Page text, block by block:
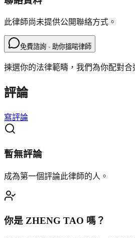
此律師尚未提供公開聯絡方式。
免費諮詢 · 助你搵啱律師
揀選你的法律範疇，我們為你配對合
評論
寫評論
暫無評論
成為第一個評論此律師的人。
你是 ZHENG TAO 嗎？